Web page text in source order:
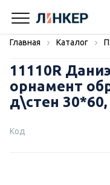
Главная Каталог
11110R
орнамент
д\стен
Код